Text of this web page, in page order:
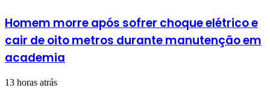
Homem morre após sofrer choque elétrico e
cair de oito metros durante manutenção em
academia
13 horas atrás